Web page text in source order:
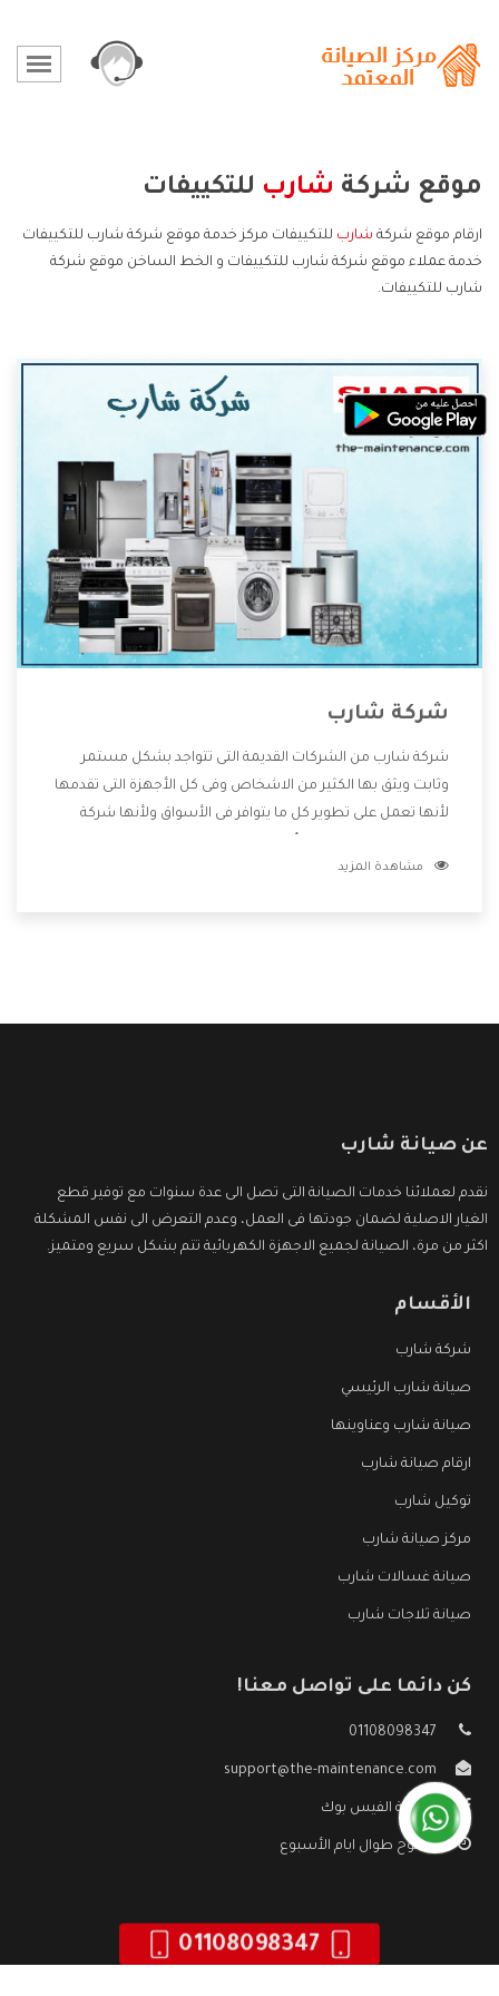
موقع شركة شارب للتكييفات
ارقام موقع شركة شارب للتكييفات مركز خدمة موقع شركة شارب للتكييفات
خدمة عملاء موقع شركة شارب للتكييفات و الخط الساخن موقع شركة
شارب للتكييفات.
شركة شارب
شركة شارب من الشركات القديمة التى تتواجد بشكل مستمر
وثابت ويثق بها الكثير من الاشخاص وفى كل الأجهزة التى تقدمها
لأنها تعمل على تطوير كل ما يتوافر فى الأسواق ولأنها شركة
وتقدم للعملاء أقوى العروض والخصومات التى تسهل على
مشاهدة المزيد
عن صيانة شارب
نقدم لعملائنا خدمات الصيانة التى تصل الى عدة سنوات مع توفير قطع
الغيار الاصلية لضمان جودتها فى العمل، وعدم التعرض الى نفس المشكلة
اكثر من مرة، الصيانة لجميع الاجهزة الكهربائية تتم بشكل سريع ومتميز.
الأقسام
شركة شارب
صيانة شارب الرئيسي
صيانة شارب وعناوينها
ارقام صيانة شارب
توكيل شارب
مركز صيانة شارب
صيانة غسالات شارب
صيانة ثلاجات شارب
كن دائما على تواصل معنا!
01108098347
support@the-maintenance.com
صفحة الفيس بوك
مفتوح طوال ايام الأسبوع
01108098347